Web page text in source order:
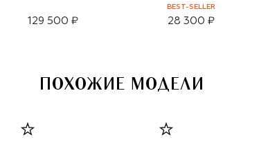
129 500 ₽
BEST-SELLER
28 300 ₽
ПОХОЖИЕ МОДЕЛИ